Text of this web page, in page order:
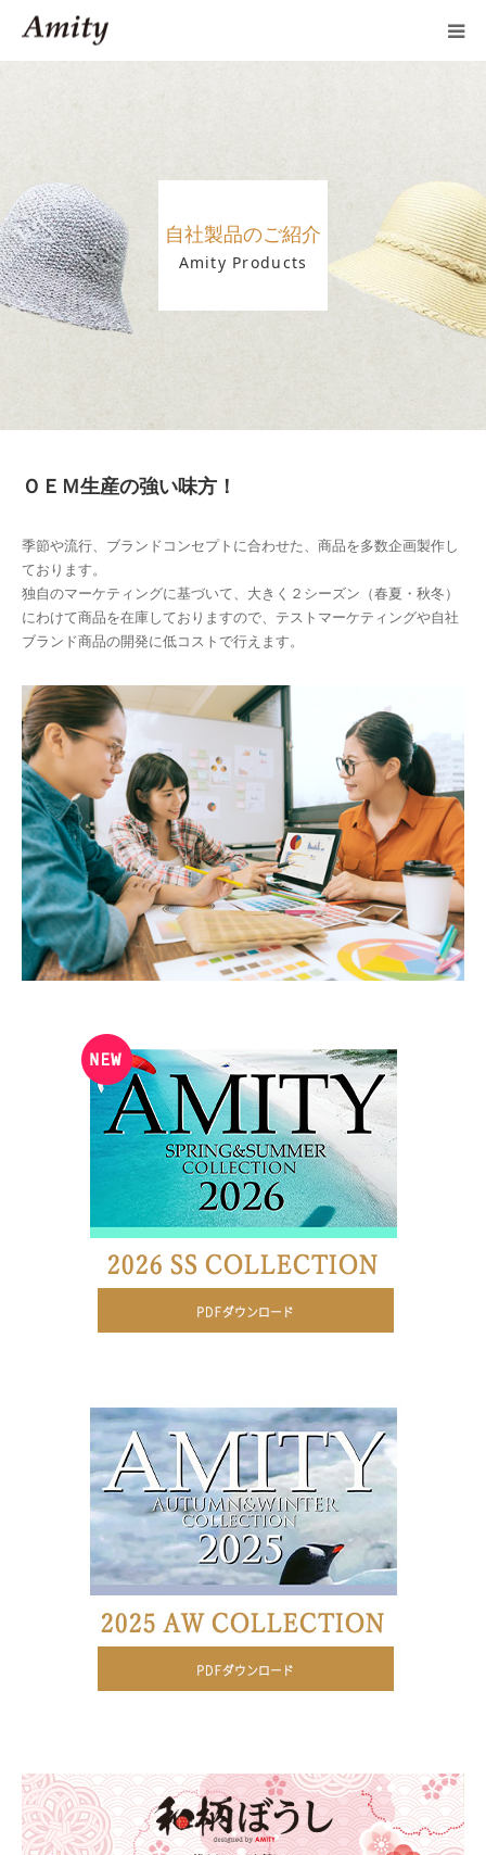
自社製品のご紹介
Amity Products
ＯＥＭ生産の強い味方！
季節や流行、ブランドコンセプトに合わせた、商品を多数企画製作し
ております。
独自のマーケティングに基づいて、大きく２シーズン（春夏・秋冬）
にわけて商品を在庫しておりますので、テストマーケティングや自社
ブランド商品の開発に低コストで行えます。
新規取引
会社案内
よくあるご質問